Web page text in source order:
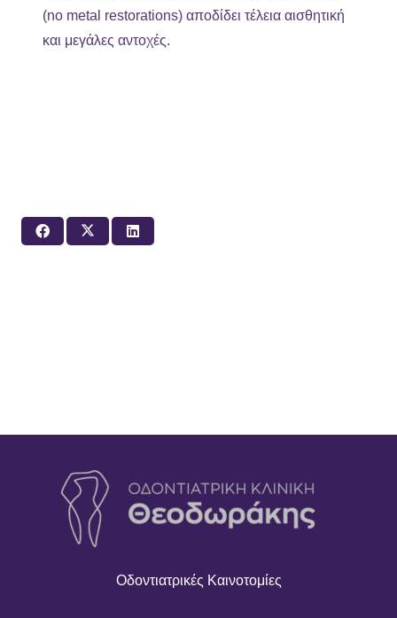
(no metal restorations) αποδίδει τέλεια αισθητική
και μεγάλες αντοχές.
Οδοντιατρικές Καινοτομίες